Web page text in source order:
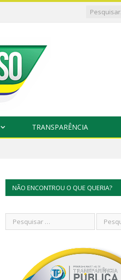
TRANSPARÊNCIA
NÃO ENCONTROU O QUE QUERIA?